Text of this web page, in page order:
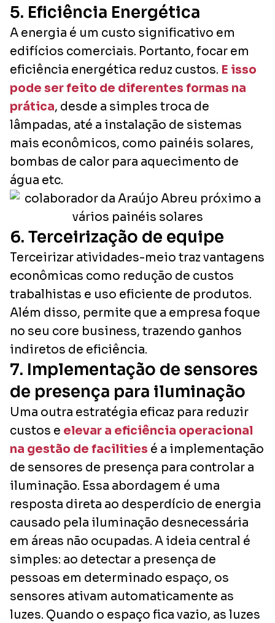
5. Eficiência Energética
A energia é um custo significativo em
edifícios comerciais. Portanto, focar em
eficiência energética reduz custos. E isso
pode ser feito de diferentes formas na
prática, desde a simples troca de
lâmpadas, até a instalação de sistemas
mais econômicos, como painéis solares,
bombas de calor para aquecimento de
água etc.
6. Terceirização de equipe
Terceirizar atividades-meio traz vantagens
econômicas como redução de custos
trabalhistas e uso eficiente de produtos.
Além disso, permite que a empresa foque
no seu core business, trazendo ganhos
indiretos de eficiência.
7. Implementação de sensores
de presença para iluminação
Uma outra estratégia eficaz para reduzir
custos e elevar a eficiência operacional
na gestão de facilities é a implementação
de sensores de presença para controlar a
iluminação. Essa abordagem é uma
resposta direta ao desperdício de energia
causado pela iluminação desnecessária
em áreas não ocupadas. A ideia central é
simples: ao detectar a presença de
pessoas em determinado espaço, os
sensores ativam automaticamente as
luzes. Quando o espaço fica vazio, as luzes